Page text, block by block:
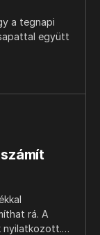
a tegnapi
együtt
rá. A
nyilatkozott.…